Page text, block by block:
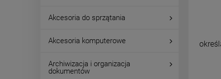
Akcesoria do sprzątania
Akcesoria komputerowe
Archiwizacja i organizacja
dokumentów